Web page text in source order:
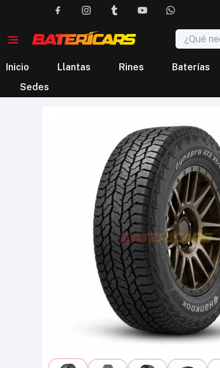
Inicio Llantas Rines Baterías
Sedes